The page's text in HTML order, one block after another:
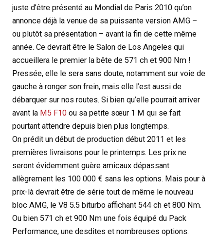
juste d’être présenté au Mondial de Paris 2010 qu’on
annonce déjà la venue de sa puissante version AMG –
ou plutôt sa présentation – avant la fin de cette même
année. Ce devrait être le Salon de Los Angeles qui
accueillera le premier la bête de 571 ch et 900 Nm !
Pressée, elle le sera sans doute, notamment sur voie de
gauche à ronger son frein, mais elle l’est aussi de
débarquer sur nos routes. Si bien qu’elle pourrait arriver
avant la M5 F10 ou sa petite sœur 1 M qui se fait
pourtant attendre depuis bien plus longtemps.
On prédit un début de production début 2011 et les
premières livraisons pour le printemps. Les prix ne
seront évidemment guère amicaux dépassant
allègrement les 100 000 € sans les options. Mais pour à
prix-là devrait être de série tout de même le nouveau
bloc AMG, le V8 5.5 biturbo affichant 544 ch et 800 Nm.
Ou bien 571 ch et 900 Nm une fois équipé du Pack
Performance, une desdites et nombreuses options.